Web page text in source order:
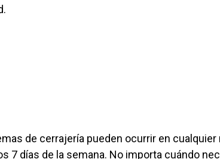
de cerrajería pueden ocurrir en
7 días de la semana. No importa cuándo